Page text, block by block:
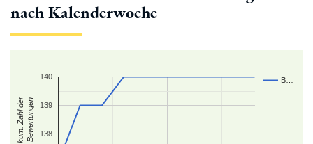
nach Kalenderwoche
B…
138
139
140
kum. Zahl derBewertungen